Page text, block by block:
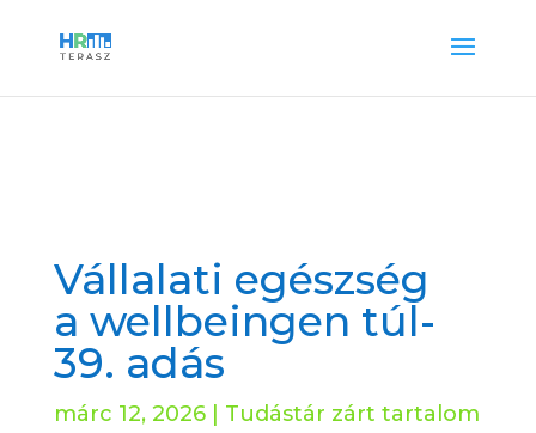
Vállalati egészség
a wellbeingen túl-
39. adás
márc 12, 2026| Tudástár zárt tartalom